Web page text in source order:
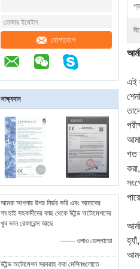
যোগাযোগ
সাক্ষ্যদান
আমরা আপনার উপর নির্ভর করি এবং আমাদের
সাংহাই সহকর্মীদের কাছ থেকে উইন্ড অটোমেশনের
খুব ভাল রেফারেন্স আছে
—— ওলাও ডেলগাডো
উইন্ড অটোমেশন সরবরাহ করা মেশিনগুলোতে
এই
গত
করা,